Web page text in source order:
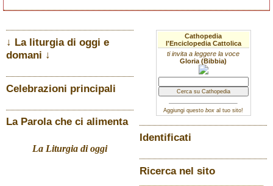
↓ La liturgia di oggi e
domani ↓
Celebrazioni principali
La Parola che ci alimenta
La Liturgia di oggi
Cathopedia
l'Enciclopedia Cattolica
ti invita a leggere la voce
Gloria (Bibbia)
Aggiungi questo box al tuo sito!
Identificati
Ricerca nel sito